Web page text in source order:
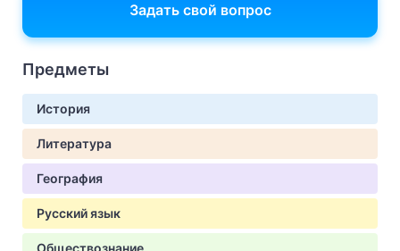
Задать свой вопрос
Предметы
История
Литература
География
Русский язык
Обществознание